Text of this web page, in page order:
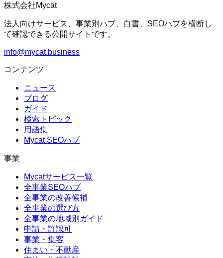
株式会社Mycat
法人向けサービス、事業別ハブ、白書、SEOハブを横断し
て確認できる公開サイトです。
info@mycat.business
コンテンツ
ニュース
ブログ
ガイド
検索トピック
用語集
Mycat SEOハブ
事業
Mycatサービス一覧
全事業SEOハブ
全事業の改善候補
全事業の選び方
全事業の地域別ガイド
申請・許認可
事業・集客
住まい・不動産